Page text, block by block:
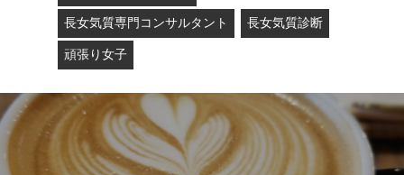
長女気質専門コンサルタント 長女気質診断
頑張り女子